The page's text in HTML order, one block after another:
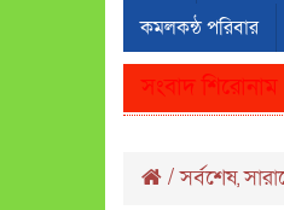
কমলকন্ঠ পরিবার
সংবাদ শিরোনাম
/সর্বশেষ,